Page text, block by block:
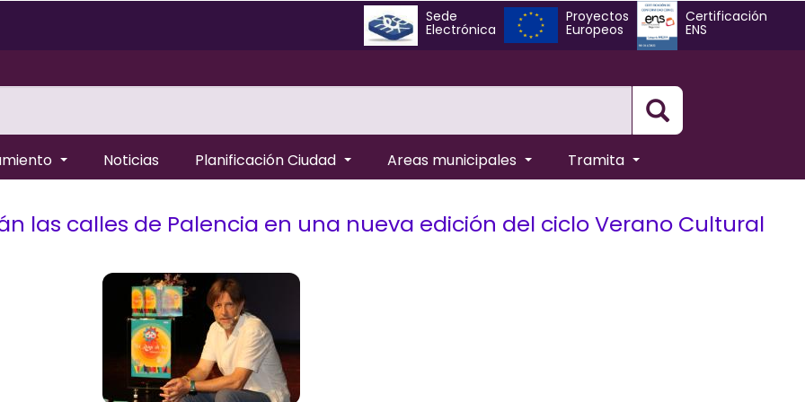
Sede
Electrónica
Proyectos
Europeos
Certificación
ENS
Busqueda
Noticias Planificación Ciudad Areas municipales Tramita
las calles de Palencia en una nueva edición del ciclo Verano Cultural